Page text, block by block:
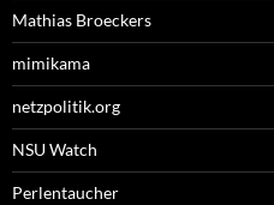
Mathias Broeckers
mimikama
netzpolitik.org
NSU Watch
Perlentaucher